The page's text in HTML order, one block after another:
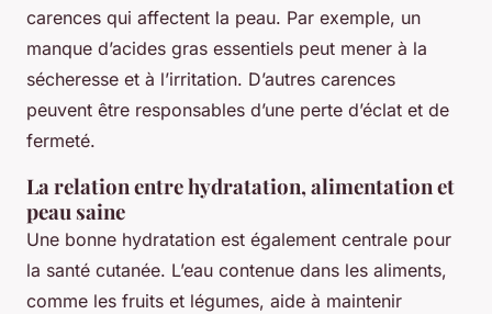
carences qui affectent la peau. Par exemple, un
manque d’acides gras essentiels peut mener à la
sécheresse et à l’irritation. D’autres carences
peuvent être responsables d’une perte d’éclat et de
fermeté.
La relation entre hydratation, alimentation et
peau saine
Une bonne hydratation est également centrale pour
la santé cutanée. L’eau contenue dans les aliments,
comme les fruits et légumes, aide à maintenir